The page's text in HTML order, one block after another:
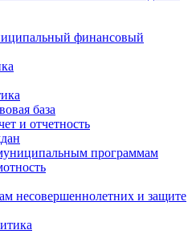
финансовый
база
и отчетность
программам
несовершеннолетних и защите